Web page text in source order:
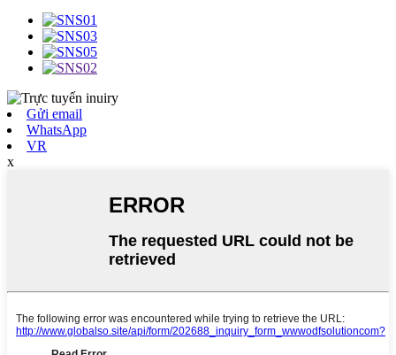
Gửi email
WhatsApp
VR
x